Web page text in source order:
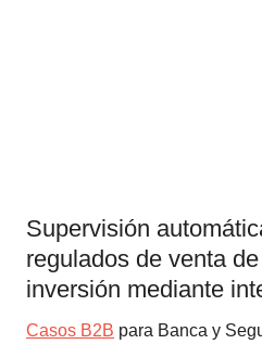
Supervisión
regulados de venta
inversión mediante
Casos B2B para Banca y